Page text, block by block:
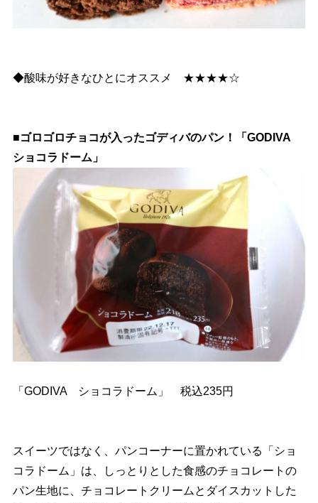
◆酸味が好きなひとにオススメ ★★★★☆
■ゴロゴロチョコが入ったゴディバのパン！「GODIVA
ショコラドーム」
「GODIVA ショコラドーム」 税込235円
スイーツではなく、パンコーナーに置かれている「ショ
コラドーム」は、しっとりとした食感のチョコレートの
パン生地に、チョコレートクリームとダイスカットした